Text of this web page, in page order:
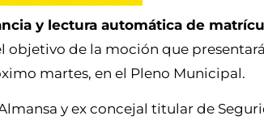
y lectura automática de
objetivo de la moción que
martes, en el Pleno Municipal.
y ex concejal titular de